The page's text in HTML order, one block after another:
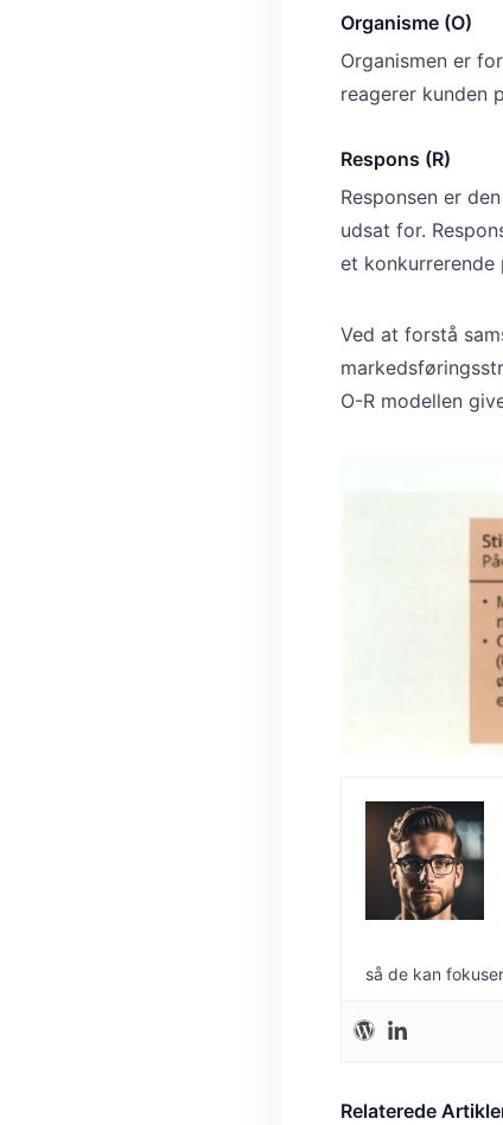
Organisme (O)
Organismen er
reagerer kunden
Respons (R)
Responsen er
udsat for.
et konkurrerende
Ved at forstå
O-R modellen
så de kan
Relaterede